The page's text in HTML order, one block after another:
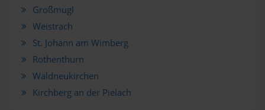
Großmugl
Weistrach
St. Johann am Wimberg
Rothenthurn
Waldneukirchen
Kirchberg an der Pielach